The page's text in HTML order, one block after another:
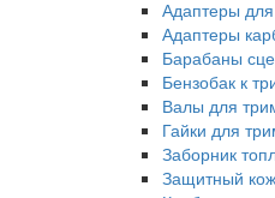
Адаптеры
Адаптеры
Барабаны
Бензобак к
Валы для
Гайки для
Заборник
Защитный